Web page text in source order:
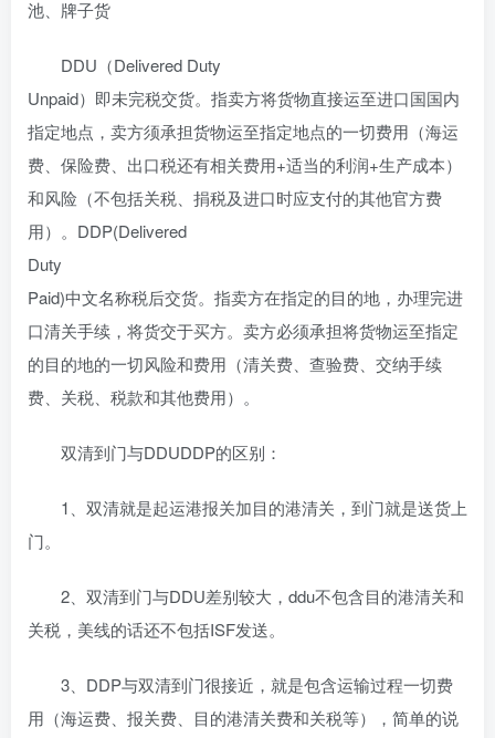
池、牌子货
DDU（Delivered Duty
Unpaid）即未完税交货。指卖方将货物直接运至进口国国内
指定地点，卖方须承担货物运至指定地点的一切费用（海运
费、保险费、出口税还有相关费用+适当的利润+生产成本）
和风险（不包括关税、捐税及进口时应支付的其他官方费
用）。DDP(Delivered
Duty
Paid)中文名称税后交货。指卖方在指定的目的地，办理完进
口清关手续，将货交于买方。卖方必须承担将货物运至指定
的目的地的一切风险和费用（清关费、查验费、交纳手续
费、关税、税款和其他费用）。
双清到门与DDUDDP的区别：
1、双清就是起运港报关加目的港清关，到门就是送货上
门。
2、双清到门与DDU差别较大，ddu不包含目的港清关和
关税，美线的话还不包括ISF发送。
3、DDP与双清到门很接近，就是包含运输过程一切费
用（海运费、报关费、目的港清关费和关税等），简单的说